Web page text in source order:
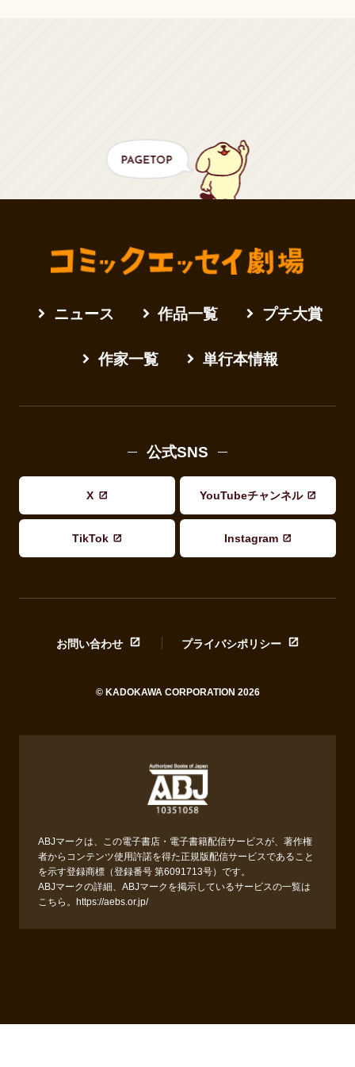
ニュース 作品一覧 プチ大賞
作家一覧 単行本情報
公式SNS
X YouTubeチャンネル
TikTok Instagram
お問い合わせ プライバシポリシー
© KADOKAWA CORPORATION 2026
ABJマークは、この電子書店・電子書籍配信サービスが、著作権
者からコンテンツ使用許諾を得た正規版配信サービスであること
を示す登録商標（登録番号 第6091713号）です。
ABJマークの詳細、ABJマークを掲示しているサービスの一覧は
こちら。
https://aebs.or.jp/